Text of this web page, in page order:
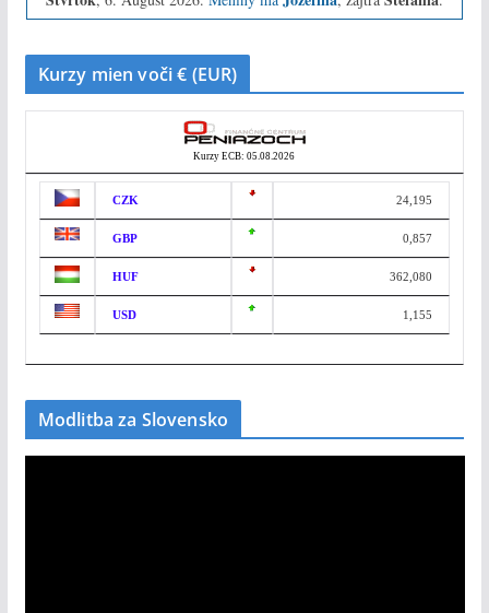
Kurzy mien voči € (EUR)
Kurzy ECB: 05.08.2026
CZK 24,195
GBP 0,857
HUF 362,080
USD 1,155
Modlitba za Slovensko